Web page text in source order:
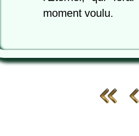
moment voulu.